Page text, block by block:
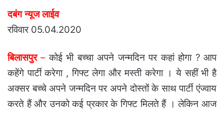
दबंग न्यूज लाईव
रविवार 05.04.2020
बिलासपुर–कोई भी बच्चा अपने जन्मदिन पर कहां होगा ? आप
कहेंगे पार्टी करेगा , गिफ्ट लेगा और मस्ती करेगा । ये सहीं भी है
अक्सर बच्चे अपने जन्मदिन पर अपने दोस्तों के साथ पार्टी एंज्वाय
करते हैं और उनको कई प्रकार के गिफ्ट मिलते हैं । लेकिन आज